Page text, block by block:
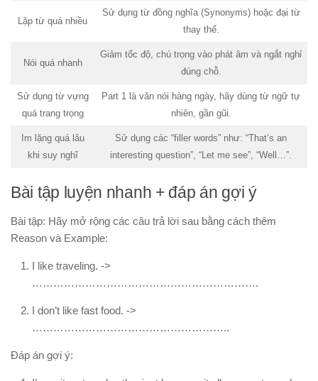
Lặp từ quá nhiều
Sử dụng từ đồng nghĩa (Synonyms) hoặc đại từ
thay thế.
Nói quá nhanh
Giảm tốc độ, chú trọng vào phát âm và ngắt nghỉ
đúng chỗ.
Sử dụng từ vựng
quá trang trọng
Part 1 là văn nói hàng ngày, hãy dùng từ ngữ tự
nhiên, gần gũi.
Im lặng quá lâu
khi suy nghĩ
Sử dụng các “filler words” như: “That’s an
interesting question”, “Let me see”, “Well…”.
Bài tập luyện nhanh + đáp án gợi ý
Bài tập: Hãy mở rộng các câu trả lời sau bằng cách thêm
Reason và Example:
I like traveling. ->
……………………………………………………….
I don’t like fast food. ->
………………………………………………..
Đáp án gợi ý: